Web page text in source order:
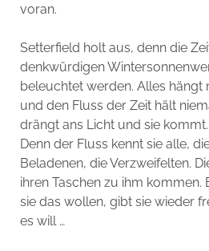
voran.
Setterfield holt aus, denn die
denkwürdigen
beleuchtet werden. Alles hängt
und den Fluss der Zeit hält
drängt ans Licht und sie
Denn der Fluss kennt sie alle,
Beladenen, die Verzweifelten.
ihren Taschen zu ihm kommen.
sie das wollen, gibt sie wieder
es will …